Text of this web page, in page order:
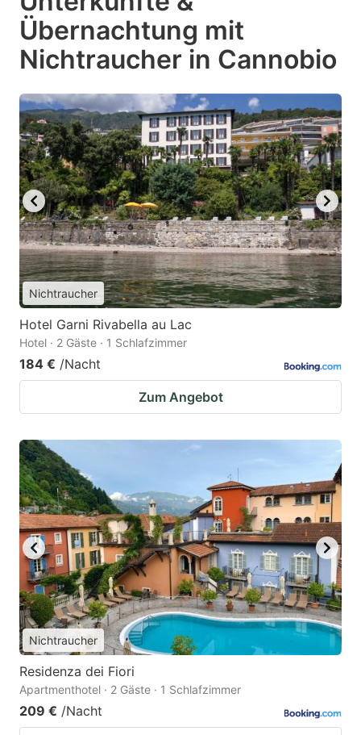
Übernachtung mit
Nichtraucher in Cannobio
Nichtraucher
Hotel Garni Rivabella au Lac
Hotel · 2 Gäste · 1 Schlafzimmer
184 € /Nacht
Zum Angebot
Nichtraucher
Residenza dei Fiori
Apartmenthotel · 2 Gäste · 1 Schlafzimmer
209 € /Nacht